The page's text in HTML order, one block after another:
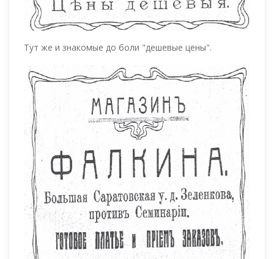
Тут же и знакомые до боли "дешевые цены".